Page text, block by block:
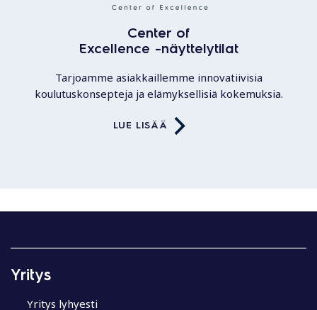
Center of
Excellence -näyttelytilat
Tarjoamme asiakkaillemme innovatiivisia
koulutuskonsepteja ja elämyksellisiä kokemuksia.
LUE LISÄÄ
Yritys
Yritys lyhyesti